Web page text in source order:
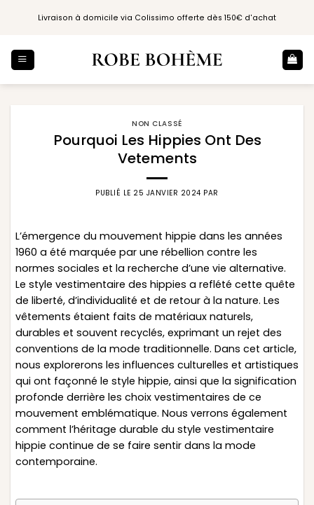
Livraison à domicile via Colissimo offerte dès 150€ d'achat
NON CLASSÉ
Pourquoi Les Hippies Ont Des
Vetements
PUBLIÉ LE 25 JANVIER 2024 PAR
L’émergence du mouvement hippie dans les années
1960 a été marquée par une rébellion contre les
normes sociales et la recherche d’une vie alternative.
Le style vestimentaire des hippies a reflété cette quête
de liberté, d’individualité et de retour à la nature. Les
vêtements étaient faits de matériaux naturels,
durables et souvent recyclés, exprimant un rejet des
conventions de la mode traditionnelle. Dans cet article,
nous explorerons les influences culturelles et artistiques
qui ont façonné le style hippie, ainsi que la signification
profonde derrière les choix vestimentaires de ce
mouvement emblématique. Nous verrons également
comment l’héritage durable du style vestimentaire
hippie continue de se faire sentir dans la mode
contemporaine.